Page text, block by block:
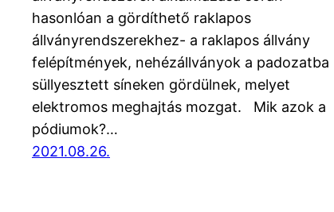
hasonlóan a gördíthető raklapos
állványrendszerekhez- a raklapos állvány
felépítmények, nehézállványok a padozatba
süllyesztett síneken gördülnek, melyet
elektromos meghajtás mozgat. Mik azok a
pódiumok?…
2021.08.26.